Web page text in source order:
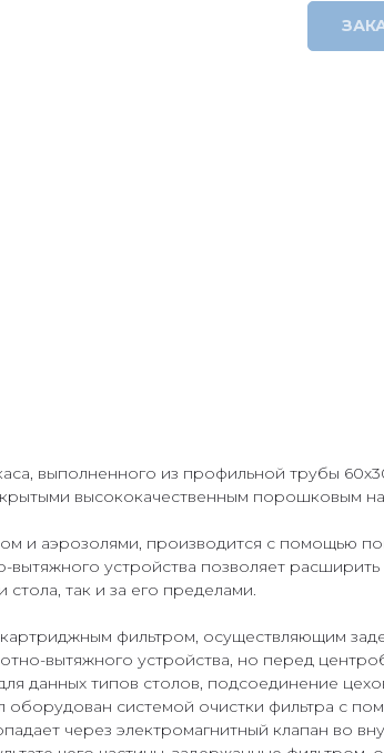
выполненного из профильной трубы
высококачественным порошковым
и аэрозолями, производится с помощью
вытяжного устройства позволяет
так и за его пределами.
фильтром, осуществляющим
вытяжного устройства, но перед
данных типов столов, подсоединение
системой очистки фильтра с
через электромагнитный клапан во